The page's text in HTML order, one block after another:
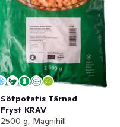
Sötpotatis Tärnad
Fryst KRAV
2500 g, Magnihill